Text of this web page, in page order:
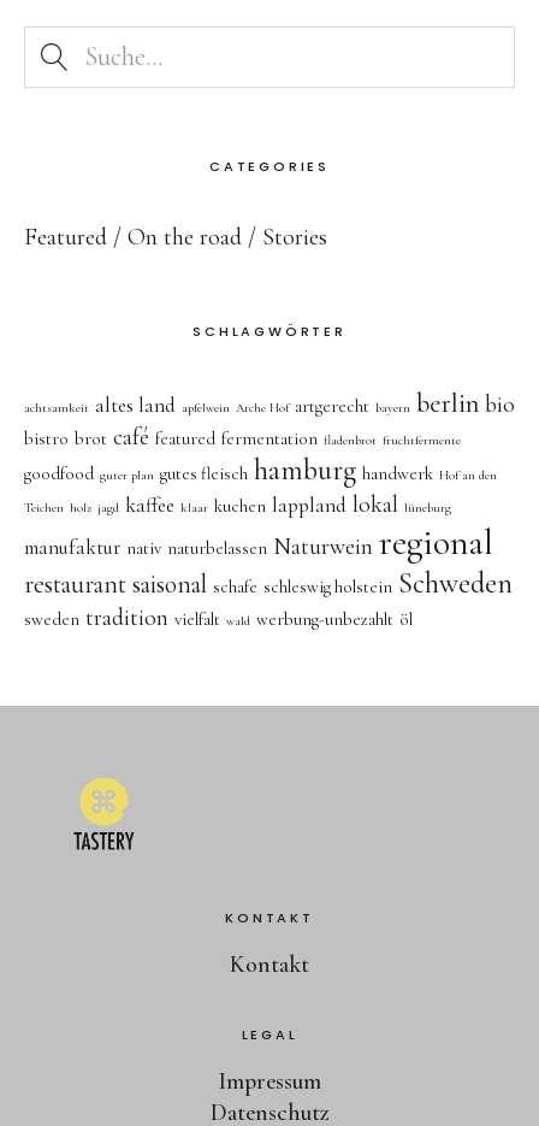
CATEGORIES
Featured On the road Stories
SCHLAGWÖRTER
achtsamkeit altes land apfelwein Arche Hof artgerecht bayern berlin bio
bistro brot café featured fermentation fladenbrot fruchtfermente
goodfood guter plan gutes fleisch hamburg handwerk Hof an den
Teichen holz jagd kaffee klaar kuchen lappland lokal lüneburg
manufaktur nativ naturbelassen Naturwein regional
restaurantsaisonal schafe schleswig holstein Schweden
sweden tradition vielfalt wald werbung-unbezahlt öl
KONTAKT
Kontakt
LEGAL
Impressum
Datenschutz